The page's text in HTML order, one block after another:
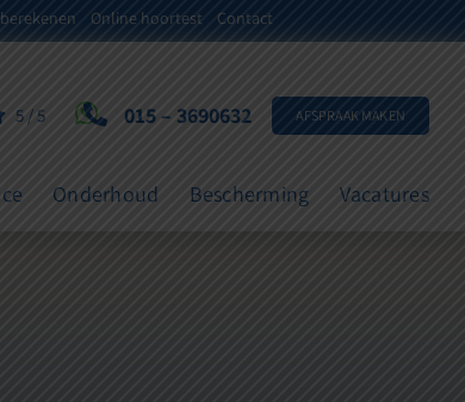
Online hoortest Contact
5/5 015 – 3690632 AFSPRAAK MAKEN
Onderhoud Bescherming Vacatures